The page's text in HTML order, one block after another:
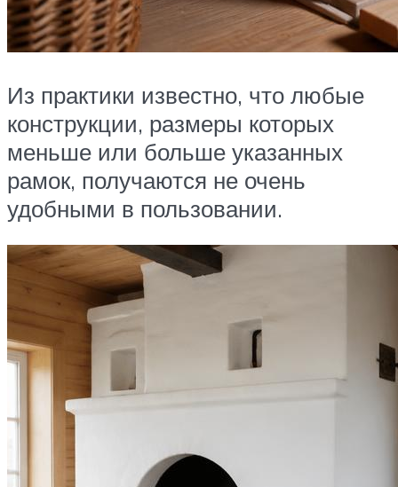
Из практики известно, что любые
конструкции, размеры которых
меньше или больше указанных
рамок, получаются не очень
удобными в пользовании.